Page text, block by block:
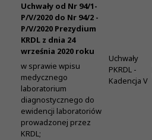
Uchwały od Nr 94/1-
P/V/2020 do Nr 94/2 -
P/V/2020 Prezydium
KRDL z dnia 24
września 2020 roku
w sprawie wpisu
medycznego
laboratorium
diagnostycznego do
ewidencji laboratoriów
prowadzonej przez
KRDL;
Uchwały
PKRDL -
Kadencja V